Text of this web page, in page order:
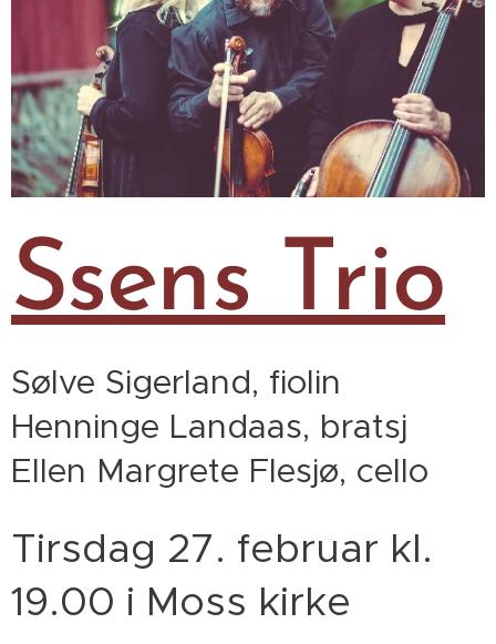
Ssens Trio
Sølve Sigerland, fiolin
Henninge Landaas, bratsj
Ellen Margrete Flesjø, cello
Tirsdag 27. februar kl.
19.00 i Moss kirke